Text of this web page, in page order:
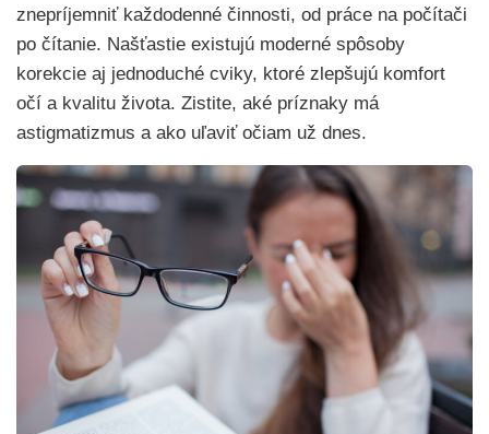
znepríjemniť každodenné činnosti, od práce na počítači
po čítanie. Našťastie existujú moderné spôsoby
korekcie aj jednoduché cviky, ktoré zlepšujú komfort
očí a kvalitu života. Zistite, aké príznaky má
astigmatizmus a ako uľaviť očiam už dnes.